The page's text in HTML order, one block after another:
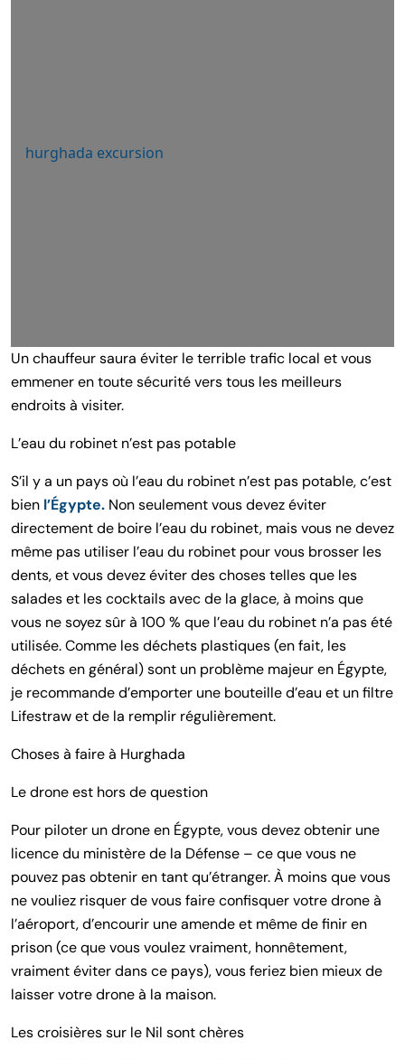
hurghada excursion
Un chauffeur saura éviter le terrible trafic local et vous
emmener en toute sécurité vers tous les meilleurs
endroits à visiter.
L’eau du robinet n’est pas potable
S’il y a un pays où l’eau du robinet n’est pas potable, c’est
bien l’Égypte. Non seulement vous devez éviter
directement de boire l’eau du robinet, mais vous ne devez
même pas utiliser l’eau du robinet pour vous brosser les
dents, et vous devez éviter des choses telles que les
salades et les cocktails avec de la glace, à moins que
vous ne soyez sûr à 100 % que l’eau du robinet n’a pas été
utilisée. Comme les déchets plastiques (en fait, les
déchets en général) sont un problème majeur en Égypte,
je recommande d’emporter une bouteille d’eau et un filtre
Lifestraw et de la remplir régulièrement.
Choses à faire à Hurghada
Le drone est hors de question
Pour piloter un drone en Égypte, vous devez obtenir une
licence du ministère de la Défense – ce que vous ne
pouvez pas obtenir en tant qu’étranger. À moins que vous
ne vouliez risquer de vous faire confisquer votre drone à
l’aéroport, d’encourir une amende et même de finir en
prison (ce que vous voulez vraiment, honnêtement,
vraiment éviter dans ce pays), vous feriez bien mieux de
laisser votre drone à la maison.
Les croisières sur le Nil sont chères